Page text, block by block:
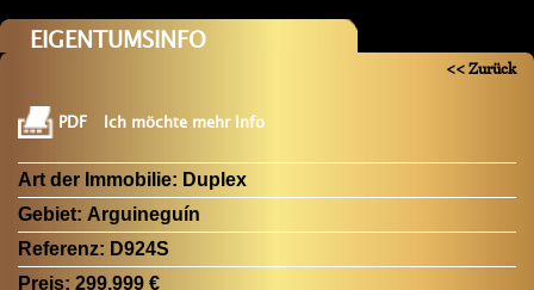
EIGENTUMSINFO
<< Zurück
PDF Ich möchte mehr Info
Art der Immobilie: Duplex
Gebiet: Arguineguín
Referenz: D924S
Preis: 299.999 €